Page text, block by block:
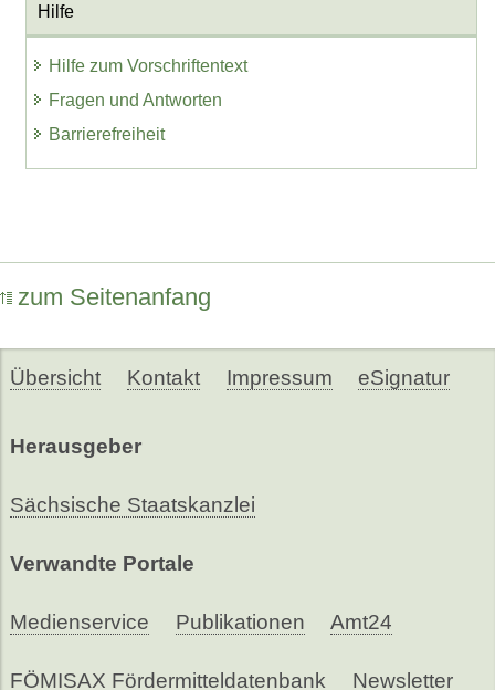
Hilfe
Hilfe zum Vorschriftentext
Fragen und Antworten
Barrierefreiheit
zum Seitenanfang
Übersicht Kontakt Impressum eSignatur
Herausgeber
Sächsische Staatskanzlei
Verwandte Portale
Medienservice Publikationen Amt24
FÖMISAX Fördermitteldatenbank Newsletter